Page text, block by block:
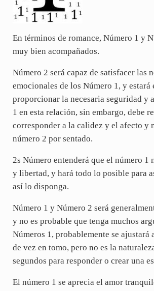
En términos de romance, Número 1 y
muy bien acompañados.
Número 2 será capaz de satisfacer las
emocionales de los Número 1, y estará
proporcionar la necesaria seguridad y
1 en esta relación, sin embargo, debe
corresponder a la calidez y el afecto y
número 2 por sentado.
2s Número entenderá que el número 1
y libertad, y hará todo lo posible para
así lo disponga.
Número 1 y Número 2 será
y no es probable que tenga muchos
Números 1, probablemente se ajustará
de vez en tomo, pero no es la
segundos para responder o crear una
El número 1 se aprecia el amor